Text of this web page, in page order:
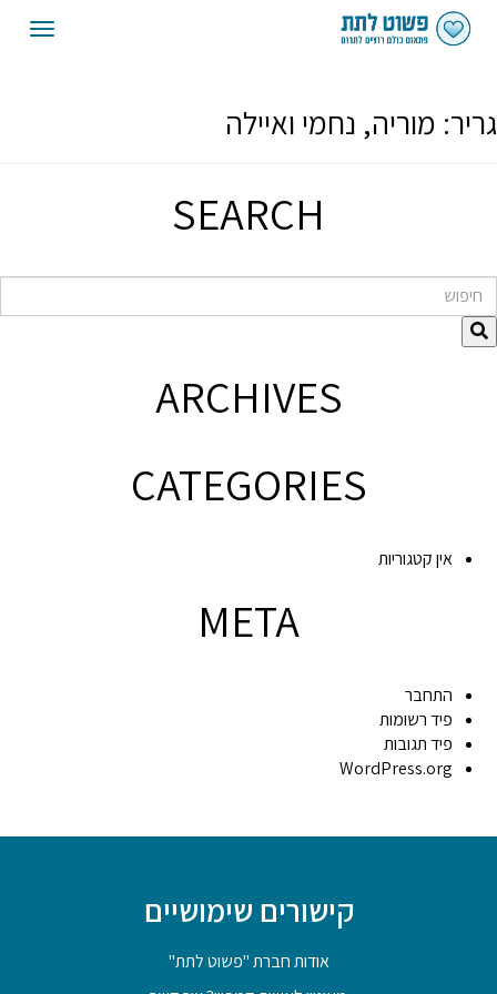
גריר: מוריה, נחמי ואיילה
SEARCH
חיפוש
ARCHIVES
CATEGORIES
אין קטגוריות
META
התחבר
פיד רשומות
פיד תגובות
WordPress.org
קישורים שימושיים
אודות חברת "פשוט לתת"